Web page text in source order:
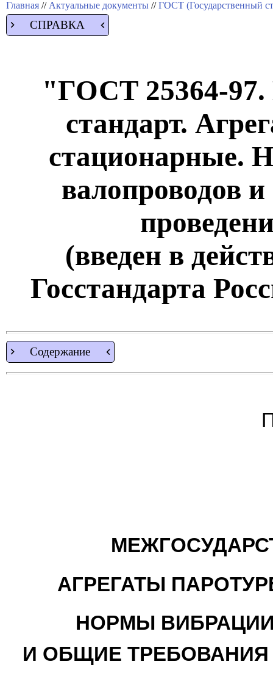
Главная // Актуальные документы //ГОСТ (Государственный
СПРАВКА
"ГОСТ 25364-97.
стандарт.
стационарные.
валопроводов
(введен в
Госстандарта
Содержание
АГРЕГАТЫ
НОРМЫ
И ОБЩИЕ